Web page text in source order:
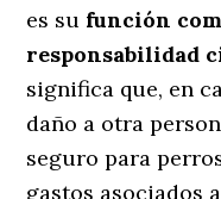
es su función
responsabilidad
significa que, en
daño a otra
seguro para
gastos asociados